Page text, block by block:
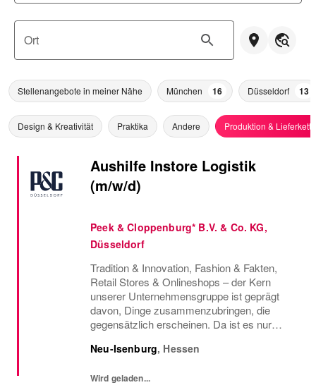
Ort
Stellenangebote in meiner Nähe München 16 Düsseldorf 13
Design & Kreativität Praktika Andere Produktion & Lieferkette
Aushilfe Instore Logistik
(m/w/d)
Peek & Cloppenburg* B.V. & Co. KG,
Düsseldorf
Tradition & Innovation, Fashion & Fakten,
Retail Stores & Onlineshops – der Kern
unserer Unternehmensgruppe ist geprägt
davon, Dinge zusammenzubringen, die
gegensätzlich erscheinen. Da ist es nur
vereinen, die so vielfältig sind, wie die Styles,
Neu-Isenburg, Hessen
Wird geladen...